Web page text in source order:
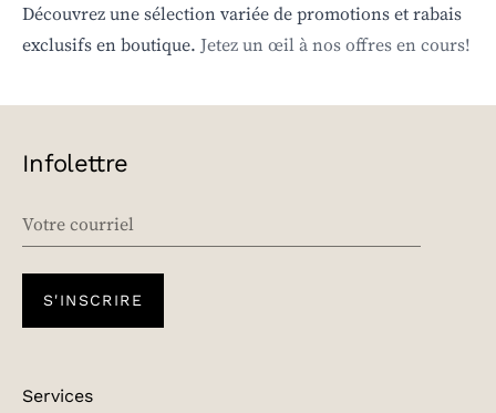
Découvrez une sélection variée de promotions et rabais
exclusifs en boutique. Jetez un œil à nos offres en cours!
Infolettre
S'INSCRIRE
Services